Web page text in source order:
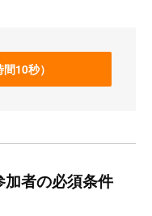
10秒）
者の必須条件